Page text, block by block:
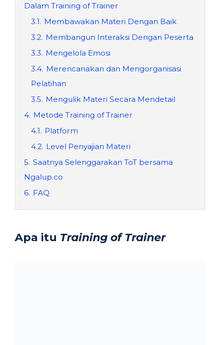
Dalam Training of Trainer
3.1. Membawakan Materi Dengan Baik
3.2. Membangun Interaksi Dengan Peserta
3.3. Mengelola Emosi
3.4. Merencanakan dan Mengorganisasi
Pelatihan
3.5. Mengulik Materi Secara Mendetail
4. Metode Training of Trainer
4.1. Platform
4.2. Level Penyajian Materi
5. Saatnya Selenggarakan ToT bersama
Ngalup.co
6. FAQ
Apa itu Training of Trainer